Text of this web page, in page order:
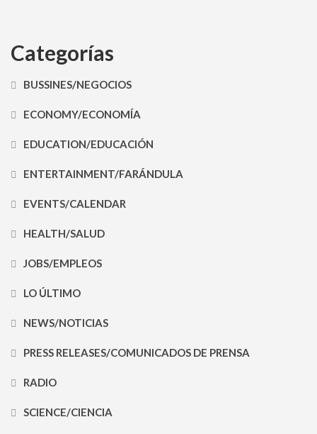
Categorías
BUSSINES/NEGOCIOS
ECONOMY/ECONOMÍA
EDUCATION/EDUCACIÓN
ENTERTAINMENT/FARÁNDULA
EVENTS/CALENDAR
HEALTH/SALUD
JOBS/EMPLEOS
LO ÚLTIMO
NEWS/NOTICIAS
PRESS RELEASES/COMUNICADOS DE PRENSA
RADIO
SCIENCE/CIENCIA